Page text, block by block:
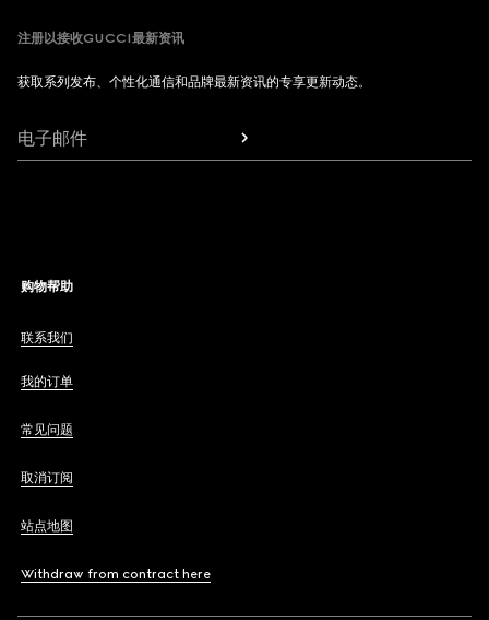
注册以接收GUCCI最新资讯
获取系列发布、个性化通信和品牌最新资讯的专享更新动态。
电子邮件
购物帮助
联系我们
我的订单
常见问题
取消订阅
站点地图
Withdraw from contract here